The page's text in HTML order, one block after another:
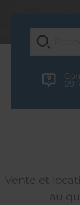
09
Vente et
au